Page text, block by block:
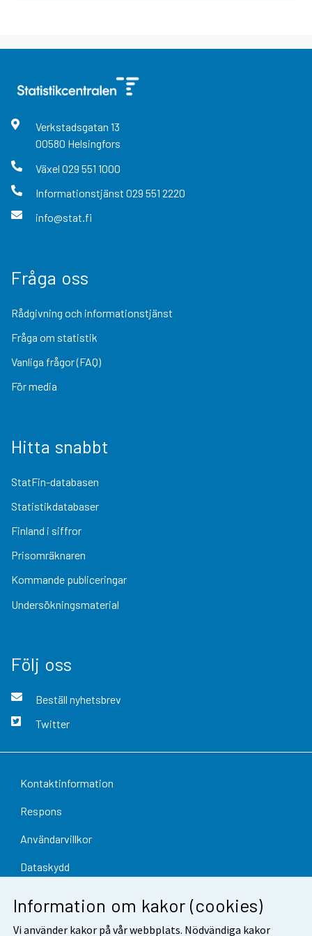
Information om kakor (cookies)
Vi använder kakor på vår webbplats. Nödvändiga kakor
Verkstadsgatan 13
00580 Helsingfors
Växel 029 551 1000
Informationstjänst 029 551 2220
info@stat.fi
Fråga oss
Rådgivning och informationstjänst
Fråga om statistik
Vanliga frågor (FAQ)
För media
Hitta snabbt
StatFin-databasen
Statistikdatabaser
Finland i siffror
Prisomräknaren
Kommande publiceringar
Undersökningsmaterial
Följ oss
Beställ nyhetsbrev
Twitter
Kontaktinformation
Respons
Användarvillkor
Dataskydd
Information om webbplatsen